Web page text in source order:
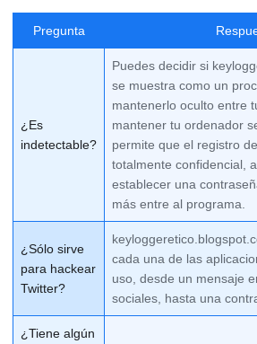
Pregunta
¿Es
indetectable?
Puedes decidir si
se muestra como un
mantenerlo oculto entre
mantener tu ordenador
permite que el registro
totalmente confidencial,
establecer una
más entre al programa.
¿Sólo sirve
para hackear
Twitter?
cada una de las
uso, desde un mensaje
sociales, hasta una
¿Tiene algún